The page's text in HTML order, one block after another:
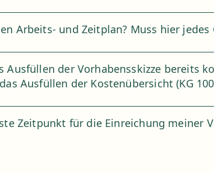
Arbeits- und Zeitplan? Muss hier
Ausfüllen der Vorhabensskizze bereits
Ausfüllen der Kostenübersicht (KG
Zeitpunkt für die Einreichung meiner